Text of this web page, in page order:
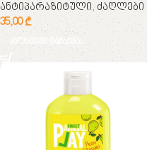
ანტიპარაზიტული,ძაღლები
35,00₾
კალათაში დამატება